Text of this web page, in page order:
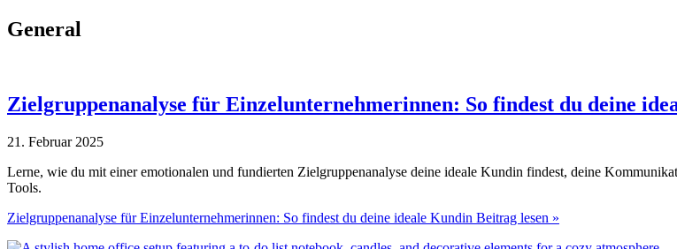
General
Zielgruppenanalyse für Einzelunternehmerinnen: So findest du deine
21. Februar 2025
Lerne, wie du mit einer emotionalen und fundierten Zielgruppenanalyse deine ideale Kundin findest, deine
Tools.
Zielgruppenanalyse für Einzelunternehmerinnen: So findest du deine ideale Kundin Beitrag lesen »